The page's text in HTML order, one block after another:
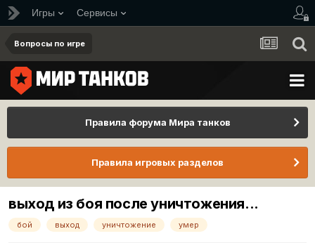
Игры Сервисы
Вопросы по игре
Правила форума Мира танков
Правила игровых разделов
выход из боя после уничтожения...
бой выход уничтожение умер